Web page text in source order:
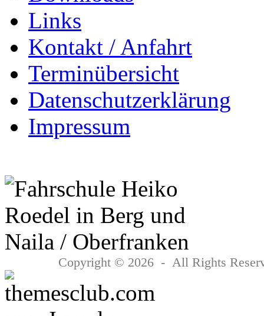
Links
Kontakt / Anfahrt
Terminübersicht
Datenschutzerklärung
Impressum
Copyright © 2026 - All Rights